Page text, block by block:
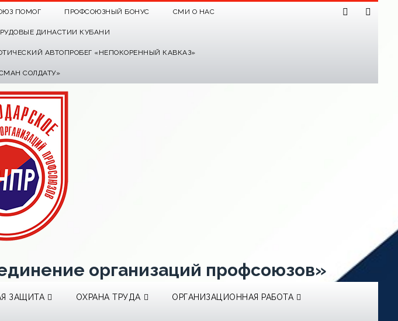
ПОМОГ ПРОФСОЮЗНЫЙ БОНУС СМИ О НАС
ДИНАСТИИ КУБАНИ
АВТОПРОБЕГ «НЕПОКОРЕННЫЙ КАВКАЗ»
СОЛДАТУ»
организаций профсоюзов»
ЗАЩИТА ОХРАНА ТРУДА ОРГАНИЗАЦИОННАЯ РАБОТА